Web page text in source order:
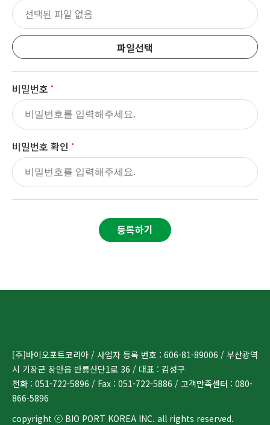
파일선택
비밀번호
비밀번호 확인
등록하기
[주]바이오포트코리아 / 사업자 등록 번호 : 606-81-89006 / 부산광역
시 기장군 장안읍 반룡산단1로 36 / 대표 : 김성구
전화 : 051-722-5896 / Fax : 051-722-5886 / 고객만족센터 : 080-
866-5896
copyright ⓒ BIO PORT KOREA INC. all rights reserved.